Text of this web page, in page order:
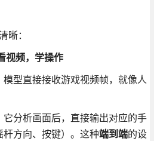
晰：
视频，学操作
模型直接接收游戏视频帧，就像人
它分析画面后，直接输出对应的手
方向、按键）。这种端到端的设